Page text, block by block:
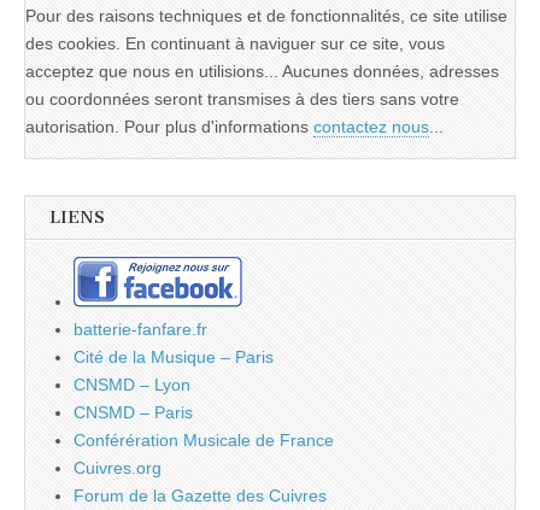
Pour des raisons techniques et de fonctionnalités, ce site utilise
des cookies. En continuant à naviguer sur ce site, vous
acceptez que nous en utilisions... Aucunes données, adresses
ou coordonnées seront transmises à des tiers sans votre
autorisation. Pour plus d'informations contactez nous...
LIENS
batterie-fanfare.fr
Cité de la Musique – Paris
CNSMD – Lyon
CNSMD – Paris
Conférération Musicale de France
Cuivres.org
Forum de la Gazette des Cuivres